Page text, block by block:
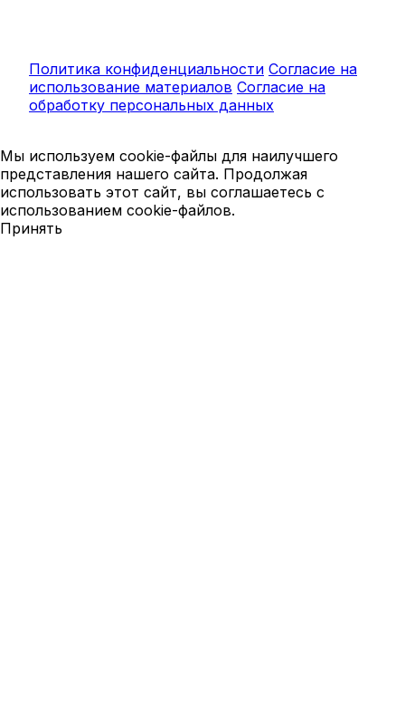
Политика конфиденциальности Согласие на
использование материалов Согласие на
обработку персональных данных
Мы используем cookie-файлы для наилучшего
представления нашего сайта. Продолжая
использовать этот сайт, вы соглашаетесь с
использованием cookie-файлов.
Принять